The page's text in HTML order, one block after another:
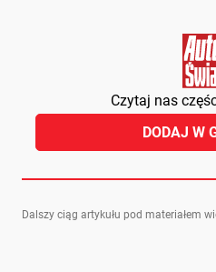
Czytaj nas
DODAJ W
Dalszy ciąg artykułu pod materiałem